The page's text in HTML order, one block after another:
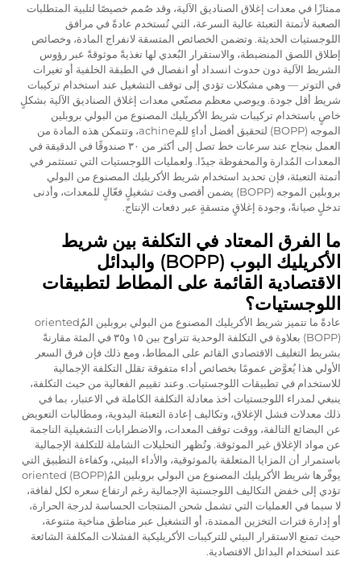
ممتازًا في معدات إغلاق الصناديق الآلية، وقد صُمم خصيصًا لتلبية المتطلبات
الصعبة لأتمتة التعبئة عالية السرعة، التي تُستخدم عادةً في مرافق
اللوجستيات الحديثة. وتضمن الخصائص المتسقة لانفراج المادة، وخصائص
إطلاق اللصق المنضبطة، والاستقرار البُعدي لها تغذيةً موثوقةً عبر رؤوس
الشريط الآلية دون حدوث انسداد أو انفصال في الطبقة الخلفية أو تغيرات
في التوتر — وهي مشكلات تؤدي إلى توقف التشغيل عند استخدام تركيبات
شريط أقل جودة. ويوصي معظم مصنّعي معدات إغلاق الصناديق الآلية بشكلٍ
خاصٍ باستخدام تركيبات شريط الأكريليك المصنوع من البولي بروبلين
الموجه (BOPP) لتحقيق أفضل أداءٍ للمachine، وتتمكن هذه المادة من
العمل بنجاح عند سرعات خط تصل إلى أكثر من ٣٠ صندوقًا في الدقيقة في
المعدات المُدارة والمحفوظة جيدًا. ولعمليات اللوجستيات التي تستثمر في
أتمتة التعبئة، فإن تحديد استخدام شريط الأكريليك المصنوع من البولي
بروبلين الموجه (BOPP) يضمن أقصى وقت تشغيلٍ فعّالٍ للمعدات، وأدنى
تدخلٍ صيانةً، وجودة إغلاقٍ متسقةٍ عبر دفعات الإنتاج.
ما الفرق المعتاد في التكلفة بين شريط
الأكريليك البوب (BOPP) والبدائل
الاقتصادية القائمة على المطاط لتطبيقات
اللوجستيات؟
عادةً ما تتميز شريط الأكريليك المصنوع من البولي بروبلين المُoriented
(BOPP) بعلاوة في التكلفة الوحدية تتراوح بين ١٥ و٣٥ في المئة مقارنةً
بشريط التغليف الاقتصادي القائم على المطاط، ومع ذلك فإن فرق السعر
الأولي هذا يُعوَّض عمومًا بخصائص أداء متفوقة تقلل التكلفة الإجمالية
للاستخدام في تطبيقات اللوجستيات. وعند تقييم الفعالية من حيث التكلفة،
ينبغي لمدراء اللوجستيات أخذ معادلة التكلفة الكاملة في الاعتبار، بما في
ذلك معدلات فشل الإغلاق، وتكاليف إعادة التعبئة اليدوية، ومطالبات التعويض
عن البضائع التالفة، ووقت توقف المعدات، والاضطرابات التشغيلية الناجمة
عن مواد الإغلاق غير الموثوقة. وتُظهر التحليلات الشاملة للتكلفة الإجمالية
باستمرار أن المزايا المتعلقة بالموثوقية، والأداء البيئي، وكفاءة التطبيق التي
يوفّرها شريط الأكريليك المصنوع من البولي بروبلين المُoriented (BOPP)
تؤدي إلى خفض التكاليف اللوجستية الإجمالية رغم ارتفاع سعره لكل لفافة،
لا سيما في العمليات التي تشمل شحن المنتجات الحساسة لدرجة الحرارة،
أو إدارة فترات التخزين الممتدة، أو التشغيل عبر مناطق مناخية متنوعة،
حيث تمنع الاستقرار البيئي للتركيبات الأكريليكية الفشلات المكلفة الشائعة
عند استخدام البدائل الاقتصادية.